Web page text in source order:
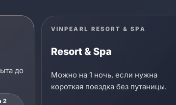
до
2
VINPEARL RESORT & SPA
Resort & Spa
Можно на 1 ночь, если нужна
короткая поездка без путаницы.